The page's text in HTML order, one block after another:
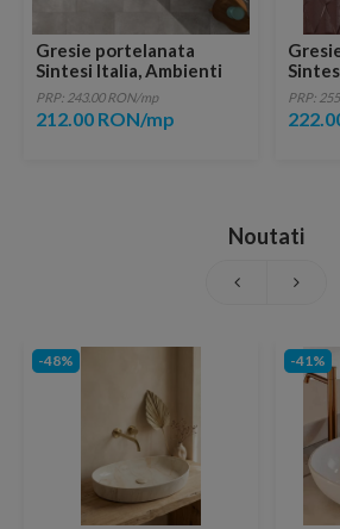
Gresie portelanata
Sintesi Italia, Ambienti
Greige Rectificata 60x60
cm
PRP: 243.00 RON/mp
212.00 RON/mp
PRP:
Noutati
-48% -41%